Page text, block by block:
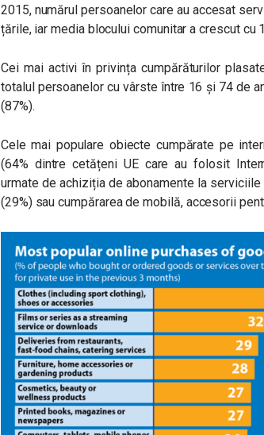
2015, numărul persoanelor care au accesat
țările, iar media blocului comunitar a crescut cu
Cei mai activi în privința cumpărăturilor
totalul persoanelor cu vârste între 16 și 74 de
(87%).
Cele mai populare obiecte cumpărate pe
(64% dintre cetățeni UE care au folosit
urmate de achiziția de abonamente la
(29%) sau cumpărarea de mobilă, accesorii